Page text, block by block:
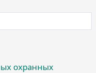
охранных